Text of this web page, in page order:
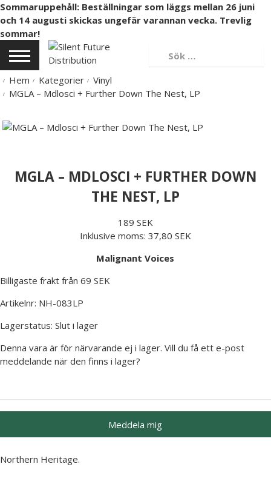
Sommaruppehåll: Beställningar som läggs mellan 26 juni
och 14 augusti skickas ungefär varannan vecka. Trevlig
sommar!
Hem Kategorier
Vinyl
MGLA – Mdlosci + Further Down The Nest, LP
MGLA – MDLOSCI + FURTHER DOWN
THE NEST, LP
189 SEK
Inklusive moms: 37,80 SEK
Malignant Voices
Billigaste frakt från 69 SEK
Artikelnr: NH-083LP
Lagerstatus: Slut i lager
Denna vara är för närvarande ej i lager. Vill du få ett e-post
meddelande när den finns i lager?
Meddela mig
Northern Heritage.